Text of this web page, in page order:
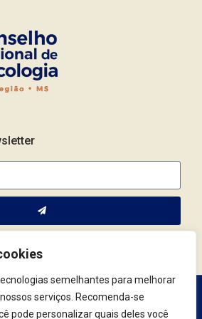
semelhantes para melhorar
serviços. Recomenda-se
pode personalizar quais deles você
Costa, 2044 | Cep.: 79.004-311 | Campo